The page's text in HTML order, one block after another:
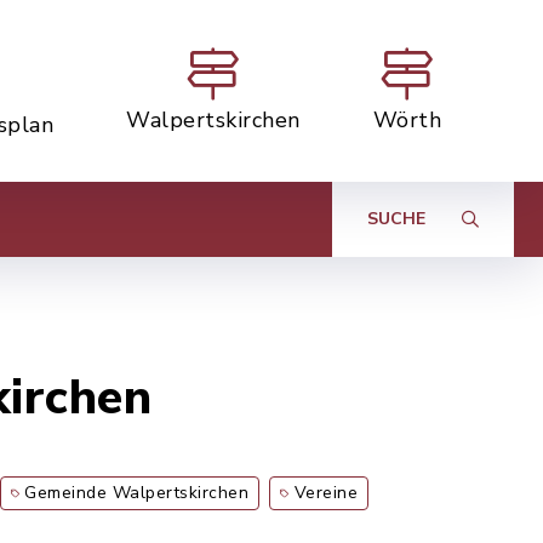
Walpertskirchen Wörth
SUCHE
Gemeinde Walpertskirchen Vereine